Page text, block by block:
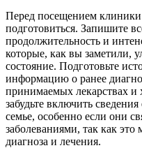
Перед посещением клиники
подготовиться. Запишите
продолжительность и
которые, как вы заметили,
состояние. Подготовьте
информацию о ранее
принимаемых лекарствах и
забудьте включить
семье, особенно если они
заболеваниями, так как
диагноза и лечения.